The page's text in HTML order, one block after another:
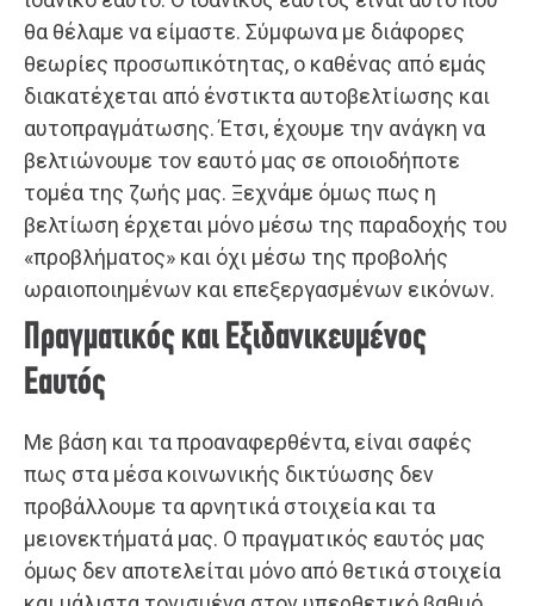
θα θέλαμε να είμαστε. Σύμφωνα με διάφορες
θεωρίες προσωπικότητας, ο καθένας από εμάς
διακατέχεται από ένστικτα αυτοβελτίωσης και
αυτοπραγμάτωσης. Έτσι, έχουμε την ανάγκη να
βελτιώνουμε τον εαυτό μας σε οποιοδήποτε
τομέα της ζωής μας. Ξεχνάμε όμως πως η
βελτίωση έρχεται μόνο μέσω της παραδοχής του
«προβλήματος» και όχι μέσω της προβολής
ωραιοποιημένων και επεξεργασμένων εικόνων.
Πραγματικός και Εξιδανικευμένος
Εαυτός
Με βάση και τα προαναφερθέντα, είναι σαφές
πως στα μέσα κοινωνικής δικτύωσης δεν
προβάλλουμε τα αρνητικά στοιχεία και τα
μειονεκτήματά μας. Ο πραγματικός εαυτός μας
όμως δεν αποτελείται μόνο από θετικά στοιχεία